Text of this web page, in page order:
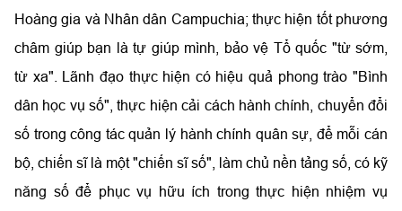
Hoàng gia và Nhân dân Campuchia; thực hiện tốt phương
châm giúp bạn là tự giúp mình, bảo vệ Tổ quốc "từ sớm,
từ xa". Lãnh đạo thực hiện có hiệu quả phong trào "Bình
dân học vụ số", thực hiện cải cách hành chính, chuyển đổi
số trong công tác quản lý hành chính quân sự, để mỗi cán
bộ, chiến sĩ là một "chiến sĩ số", làm chủ nền tảng số, có kỹ
năng số để phục vụ hữu ích trong thực hiện nhiệm vụ